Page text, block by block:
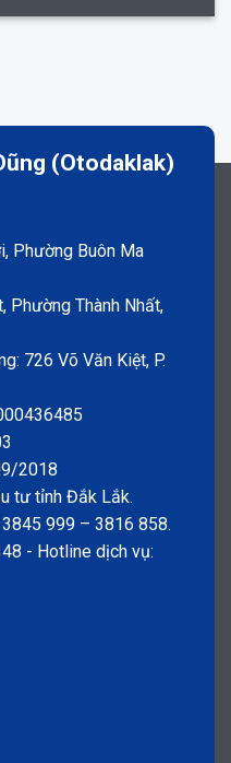
(Otodaklak)
Phường Buôn Ma
Phường Thành Nhất,
726 Võ Văn Kiệt, P.
2018
tư tỉnh Đắk Lắk.
999 – 3816 858.
- Hotline dịch vụ: